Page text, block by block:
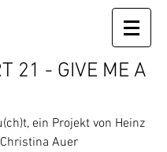
21 - GIVE ME A
ein Projekt von Heinz
Auer